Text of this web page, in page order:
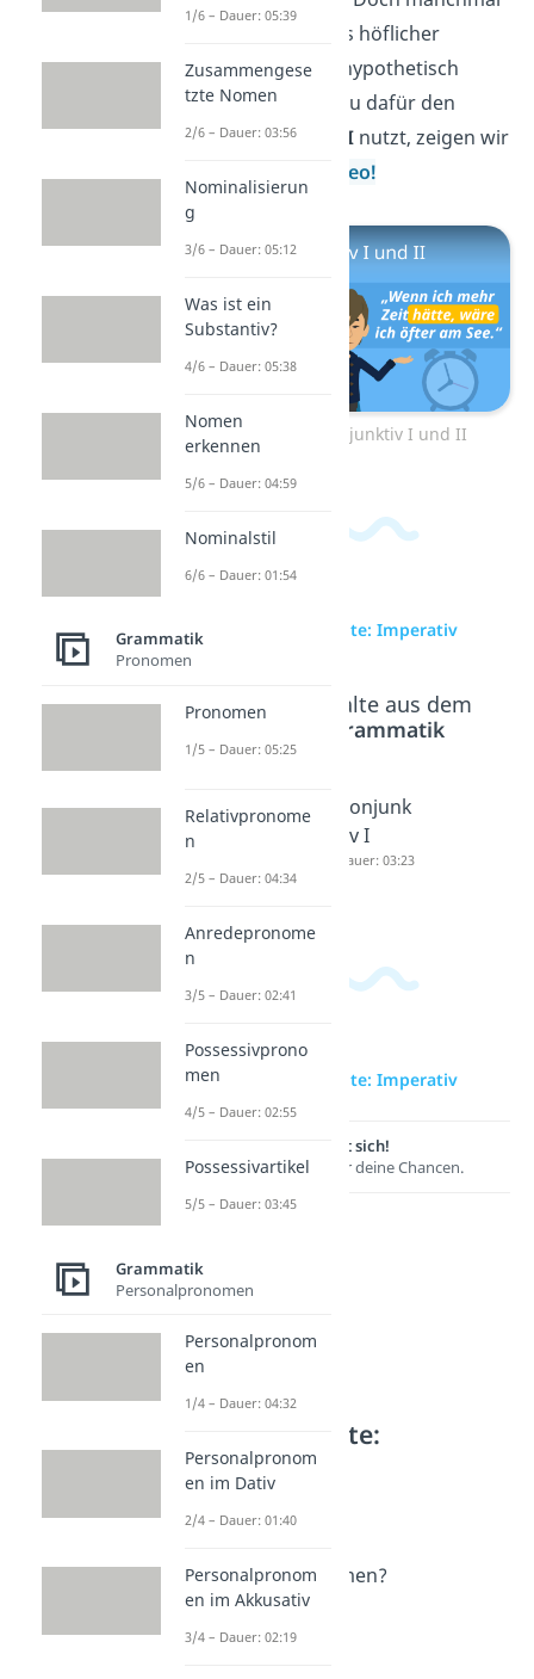
möchtest du etwas höflicher
ausdrücken oder hypothetisch
formulieren. Wie du dafür den
Konjunktiv I und IInutzt, zeigen wir
Video!
Zum Video: Konjunktiv I und II
zur Videoseite: Imperativ
Beliebte Inhalte aus dem
Grammatik
Indikativ
Dauer: 04:38
Konjunk
Dauer: 04:17
Konjunk
tiv I
Dauer: 03:23
zur Videoseite: Imperativ
Lernen lohnt sich!
Entdecke hier deine Chancen.
Weitere Inhalte:
Grammatik
Modus Deutsch
Was sind Verbformen?
Dauer: 04:16
Dauer: 04:58
1/6 – Dauer: 05:39
Zusammengese
tzte Nomen
2/6 – Dauer: 03:56
Nominalisierun
g
3/6 – Dauer: 05:12
Was ist ein
Substantiv?
4/6 – Dauer: 05:38
Nomen
erkennen
5/6 – Dauer: 04:59
Nominalstil
6/6 – Dauer: 01:54
Grammatik
Pronomen
Pronomen
1/5 – Dauer: 05:25
Relativpronome
n
2/5 – Dauer: 04:34
Anredepronome
n
3/5 – Dauer: 02:41
Possessivprono
men
4/5 – Dauer: 02:55
Possessivartikel
5/5 – Dauer: 03:45
Grammatik
Personalpronomen
Personalpronom
en
1/4 – Dauer: 04:32
Personalpronom
en im Dativ
2/4 – Dauer: 01:40
Personalpronom
en im Akkusativ
3/4 – Dauer: 02:19